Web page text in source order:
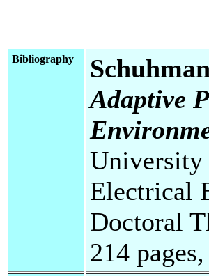
Bibliography
Adaptive
University
Electrical
Doctoral
214